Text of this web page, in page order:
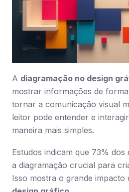
A diagramação no design
mostrar informações de
tornar a comunicação visual
leitor pode entender e
maneira mais simples.
Estudos indicam que 73% dos
a diagramação crucial para
Isso mostra o grande impacto